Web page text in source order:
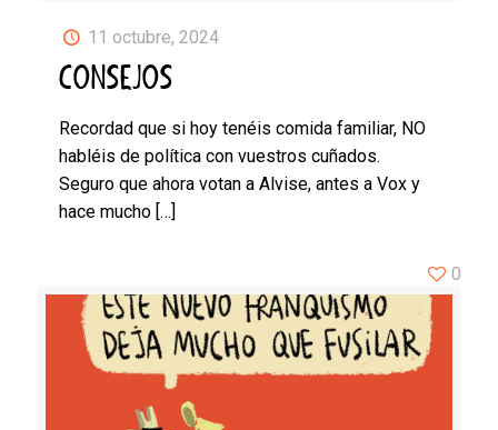
11 octubre, 2024
CONSEJOS
Recordad que si hoy tenéis comida familiar, NO
habléis de política con vuestros cuñados.
Seguro que ahora votan a Alvise, antes a Vox y
hace mucho […]
0